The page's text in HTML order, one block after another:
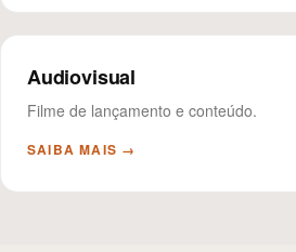
Audiovisual
Filme de lançamento e conteúdo.
SAIBA MAIS →